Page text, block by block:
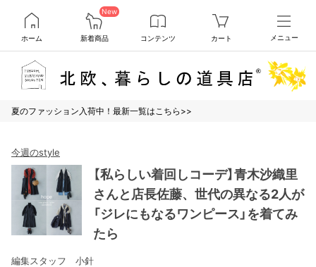
ホーム
New
新着商品 コンテンツ カート メニュー
夏のファッション入荷中！最新一覧はこちら>>
今週のstyle
【私らしい着回しコーデ】青木沙織里
さんと店長佐藤、世代の異なる2人が
「ジレにもなるワンピース」を着てみ
たら
編集スタッフ 小針